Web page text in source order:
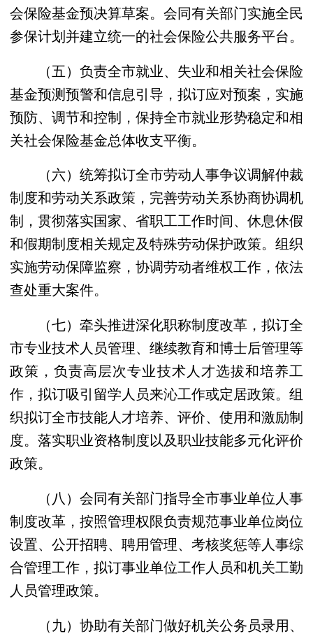
会保险基金预决算草案。会同有关部门实施全民
参保计划并建立统一的社会保险公共服务平台。
（五）负责全市就业、失业和相关社会保险
基金预测预警和信息引导，拟订应对预案，实施
预防、调节和控制，保持全市就业形势稳定和相
关社会保险基金总体收支平衡。
（六）统筹拟订全市劳动人事争议调解仲裁
制度和劳动关系政策，完善劳动关系协商协调机
制，贯彻落实国家、省职工工作时间、休息休假
和假期制度相关规定及特殊劳动保护政策。组织
实施劳动保障监察，协调劳动者维权工作，依法
查处重大案件。
（七）牵头推进深化职称制度改革，拟订全
市专业技术人员管理、继续教育和博士后管理等
政策，负责高层次专业技术人才选拔和培养工
作，拟订吸引留学人员来沁工作或定居政策。组
织拟订全市技能人才培养、评价、使用和激励制
度。落实职业资格制度以及职业技能多元化评价
政策。
（八）会同有关部门指导全市事业单位人事
制度改革，按照管理权限负责规范事业单位岗位
设置、公开招聘、聘用管理、考核奖惩等人事综
合管理工作，拟订事业单位工作人员和机关工勤
人员管理政策。
（九）协助有关部门做好机关公务员录用、